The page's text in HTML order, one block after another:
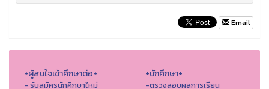
Email
+ผู้สนใจเข้าศึกษาต่อ+
- รับสมัครนักศึกษาใหม่
+นักศึกษา+
-ตรวจสอบผลการเรียน